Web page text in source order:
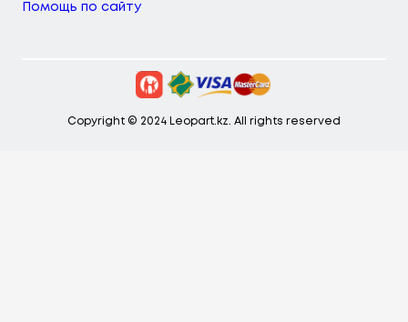
Помощь по сайту
Copyright © 2024 Leopart.kz. All rights reserved